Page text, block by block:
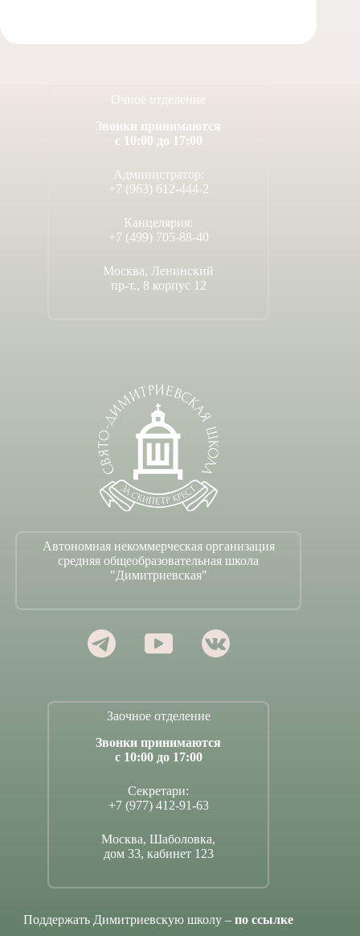
Очное отделение
Звонки принимаются
с 10:00 до 17:00
Администратор:
+7 (963) 612-444-2
Канцелярия:
+7 (499) 705-88-40
Москва, Ленинский
пр-т., 8 корпус 12
Автономная некоммерческая организация
средняя общеобразовательная школа
"Димитриевская"
Заочное отделение
Звонки принимаются
с 10:00 до 17:00
Секретари:
+7 (977) 412-91-63
Москва, Шаболовка,
дом 33, кабинет 123
Поддержать Димитриевскую школу –по ссылке